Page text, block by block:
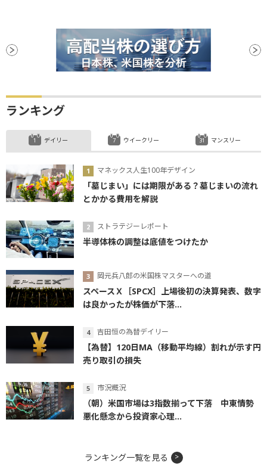
ランキング
デイリー
マネックス人生100年デザイン
「墓じまい」には期限がある？墓じまいの流れ
とかかる費用を解説
ストラテジーレポート
半導体株の調整は底値をつけたか
岡元兵八郎の米国株マスターへの道
スペースＸ［SPCX］上場後初の決算発表、数字
は良かったが株価が下落...
吉田恒の為替デイリー
【為替】120日MA（移動平均線）割れが示す円
売り取引の損失
市況概況
（朝）米国市場は3指数揃って下落 中東情勢
悪化懸念から投資家心理...
ウイークリー マンスリー
ランキング一覧を見る